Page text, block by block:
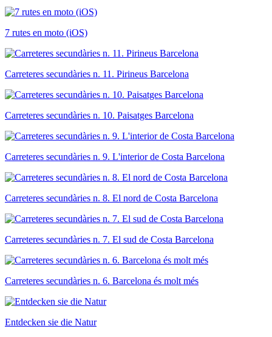
7 rutes en moto (iOS)
Carreteres secundàries n. 11. Pirineus Barcelona
Carreteres secundàries n. 10. Paisatges Barcelona
Carreteres secundàries n. 9. L'interior de Costa Barcelona
Carreteres secundàries n. 8. El nord de Costa Barcelona
Carreteres secundàries n. 7. El sud de Costa Barcelona
Carreteres secundàries n. 6. Barcelona és molt més
Entdecken sie die Natur